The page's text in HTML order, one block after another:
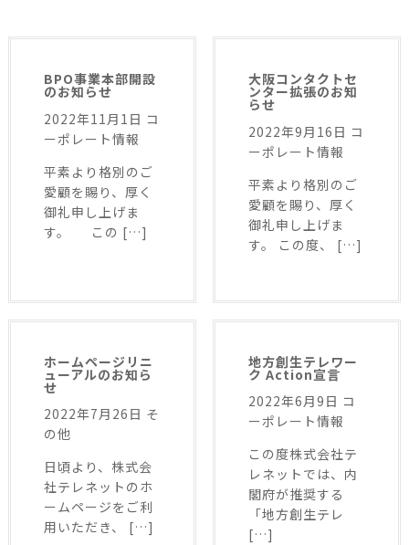
BPO事業本部開設
のお知らせ
2022年11月1日 コ
ーポレート情報
平素より格別のご
愛顧を賜り、厚く
御礼申し上げま
す。 この […]
大阪コンタクトセ
ンター拡張のお知
らせ
2022年9月16日 コ
ーポレート情報
平素より格別のご
愛顧を賜り、厚く
御礼申し上げま
す。 この度、 […]
ホームページリニ
ューアルのお知ら
せ
2022年7月26日 そ
の他
日頃より、株式会
社テレネットのホ
ームページをご利
用いただき、 […]
地方創生テレワー
ク Action宣言
2022年6月9日 コ
ーポレート情報
この度株式会社テ
レネットでは、内
閣府が推奨する
「地方創生テレ
[…]